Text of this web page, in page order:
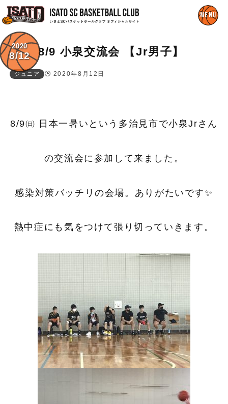
8/9 小泉交流会 【Jr男子】
2020
8/12
ジュニア 2020年8月12日
8/9㈰ 日本一暑いという多治見市で小泉Jrさん
の交流会に参加して来ました。
感染対策バッチリの会場。ありがたいです✨
熱中症にも気をつけて張り切っていきます。